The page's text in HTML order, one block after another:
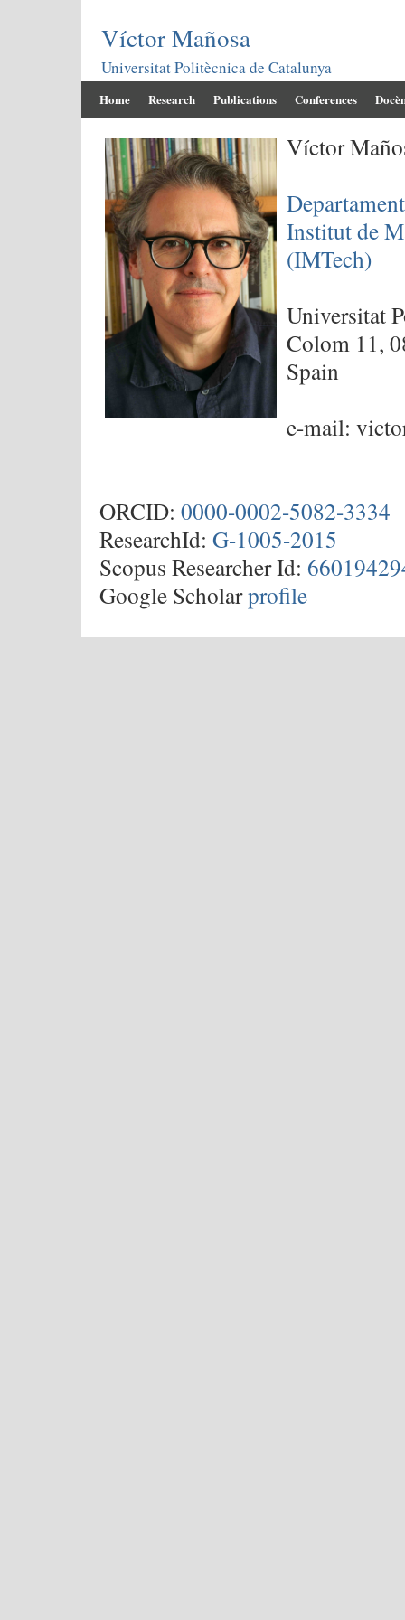
Víctor Mañosa
Universitat Politècnica de Catalunya
Home Research Publications Conferences
Víctor
Institut de
(IMTech)
Universitat
Colom 11,
Spain
e-mail:
ORCID: 0000-0002-5082-3334
ResearchId: G-1005-2015
Scopus Researcher Id:
Google Scholarprofile